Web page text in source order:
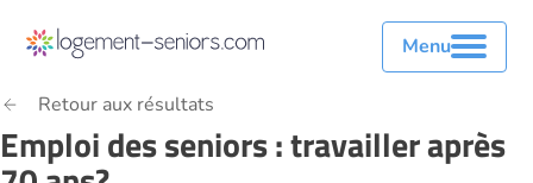
Menu
Retour aux résultats
Emploi des seniors : travailler après